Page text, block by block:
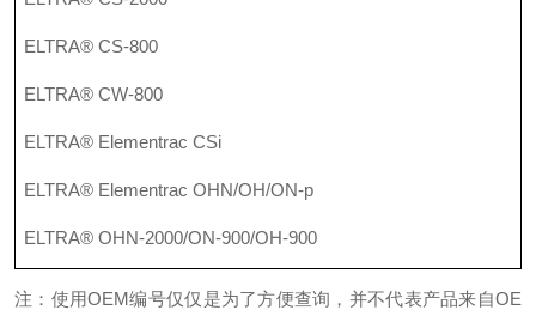
ELTRA® CS-800
ELTRA® CW-800
ELTRA® Elementrac CSi
ELTRA® Elementrac OHN/OH/ON-p
ELTRA® OHN-2000/ON-900/OH-900
注：使用OEM编号仅仅是为了方便查询，并不代表产品来自OE